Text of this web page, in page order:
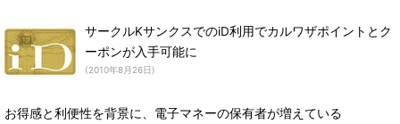
サークルKサンクスでのiD利用でカルワザポイントとク
ーポンが入手可能に
(2010年8月26日)
お得感と利便性を背景に、電子マネーの保有者が増えている